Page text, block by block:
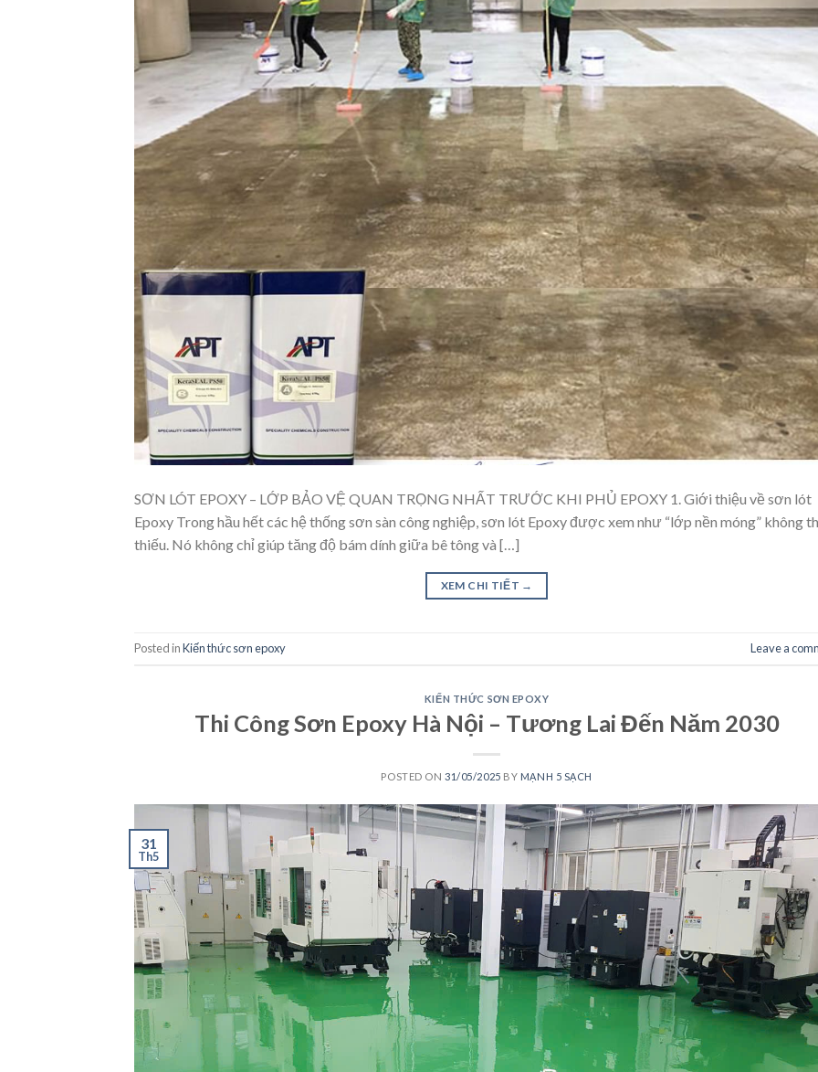
SƠN LÓT EPOXY – LỚP BẢO VỆ QUAN TRỌNG NHẤT TRƯỚC KHI PHỦ EPOXY 1. Giới thiệu về sơn lót
Epoxy Trong hầu hết các hệ thống sơn sàn công nghiệp, sơn lót Epoxy được xem như “lớp nền móng” không
thiếu. Nó không chỉ giúp tăng độ bám dính giữa bê tông và […]
XEM CHI TIẾT →
Posted inKiến thức sơn epoxy Leave a
KIẾN THỨC SƠN EPOXY
Thi Công Sơn Epoxy Hà Nội – Tương Lai Đến Năm 2030
POSTED ON31/05/2025 BY MẠNH 5 SẠCH
31
Th5